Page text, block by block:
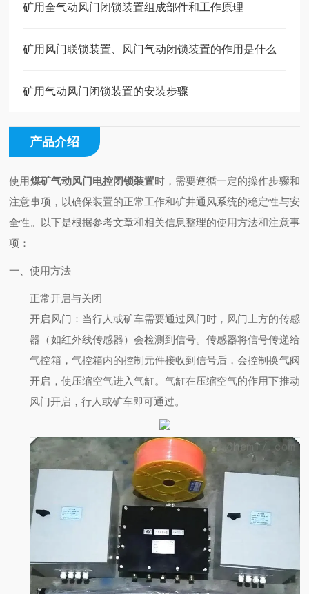
矿用全气动风门闭锁装置组成部件和工作原理
矿用风门联锁装置、风门气动闭锁装置的作用是什么
矿用气动风门闭锁装置的安装步骤
产品介绍
使用煤矿气动风门电控闭锁装置时，需要遵循一定的操作步骤和
注意事项，以确保装置的正常工作和矿井通风系统的稳定性与安
全性。以下是根据参考文章和相关信息整理的使用方法和注意事
项：
一、使用方法
正常开启与关闭
开启风门 ：当行人或矿车需要通过风门时，风门上方的传感
器（如红外线传感器）会检测到信号。传感器将信号传递给
气控箱，气控箱内的控制元件接收到信号后，会控制换气阀
开启，使压缩空气进入气缸。气缸在压缩空气的作用下推动
风门开启，行人或矿车即可通过。